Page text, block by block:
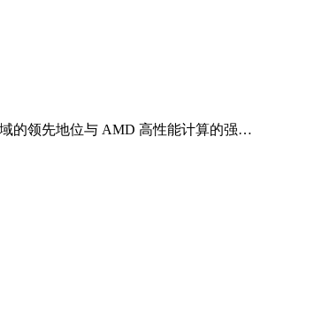
域的领先地位与 AMD 高性能计算的强…